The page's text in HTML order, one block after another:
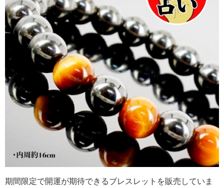
期間限定で開運が期待できるブレスレットを販売していま